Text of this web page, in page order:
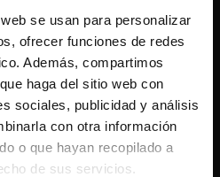
se usan para personalizar
ofrecer funciones de redes
Además, compartimos
haga del sitio web con
sociales, publicidad y análisis
con otra información
o que hayan recopilado a
de sus servicios.